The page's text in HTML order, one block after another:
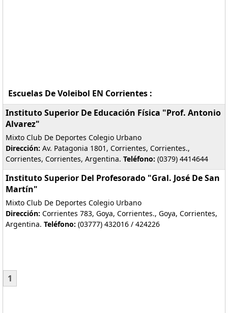
Escuelas De Voleibol EN Corrientes :
Instituto Superior De Educación Física "Prof. Antonio
Alvarez"
Mixto Club De Deportes Colegio Urbano
Dirección: Av. Patagonia 1801, Corrientes, Corrientes.,
Corrientes, Corrientes, Argentina. Teléfono: (0379) 4414644
Instituto Superior Del Profesorado "Gral. José De San
Martín"
Mixto Club De Deportes Colegio Urbano
Dirección: Corrientes 783, Goya, Corrientes., Goya, Corrientes,
Argentina. Teléfono: (03777) 432016 / 424226
1